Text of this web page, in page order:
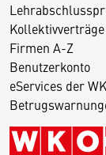
Kollektivverträge
Firmen A-Z
Benutzerkonto
eServices der